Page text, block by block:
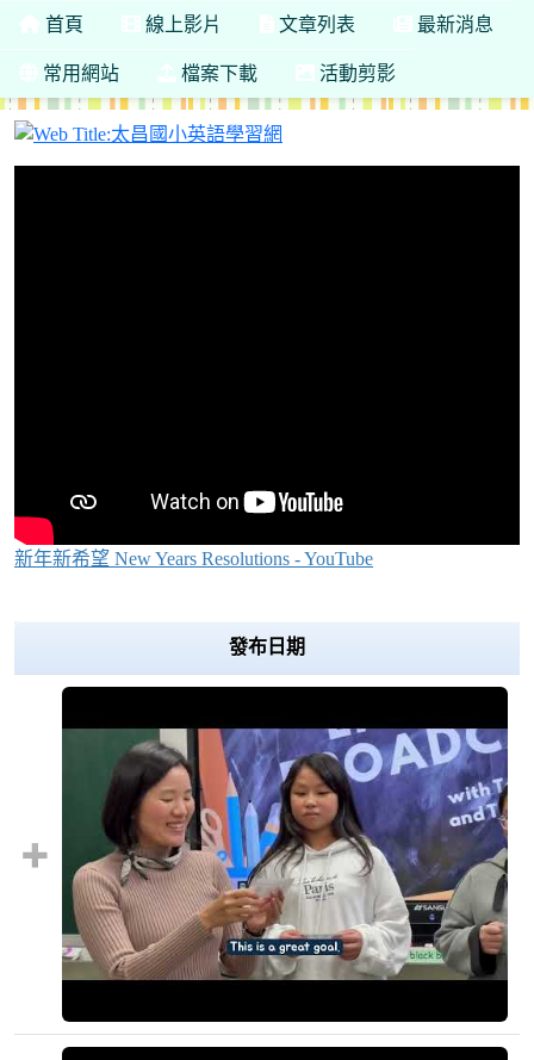
首頁 線上影片 文章列表 最新消息
常用網站 檔案下載 活動剪影
新年新希望 New Years Resolutions - YouTube
發布日期